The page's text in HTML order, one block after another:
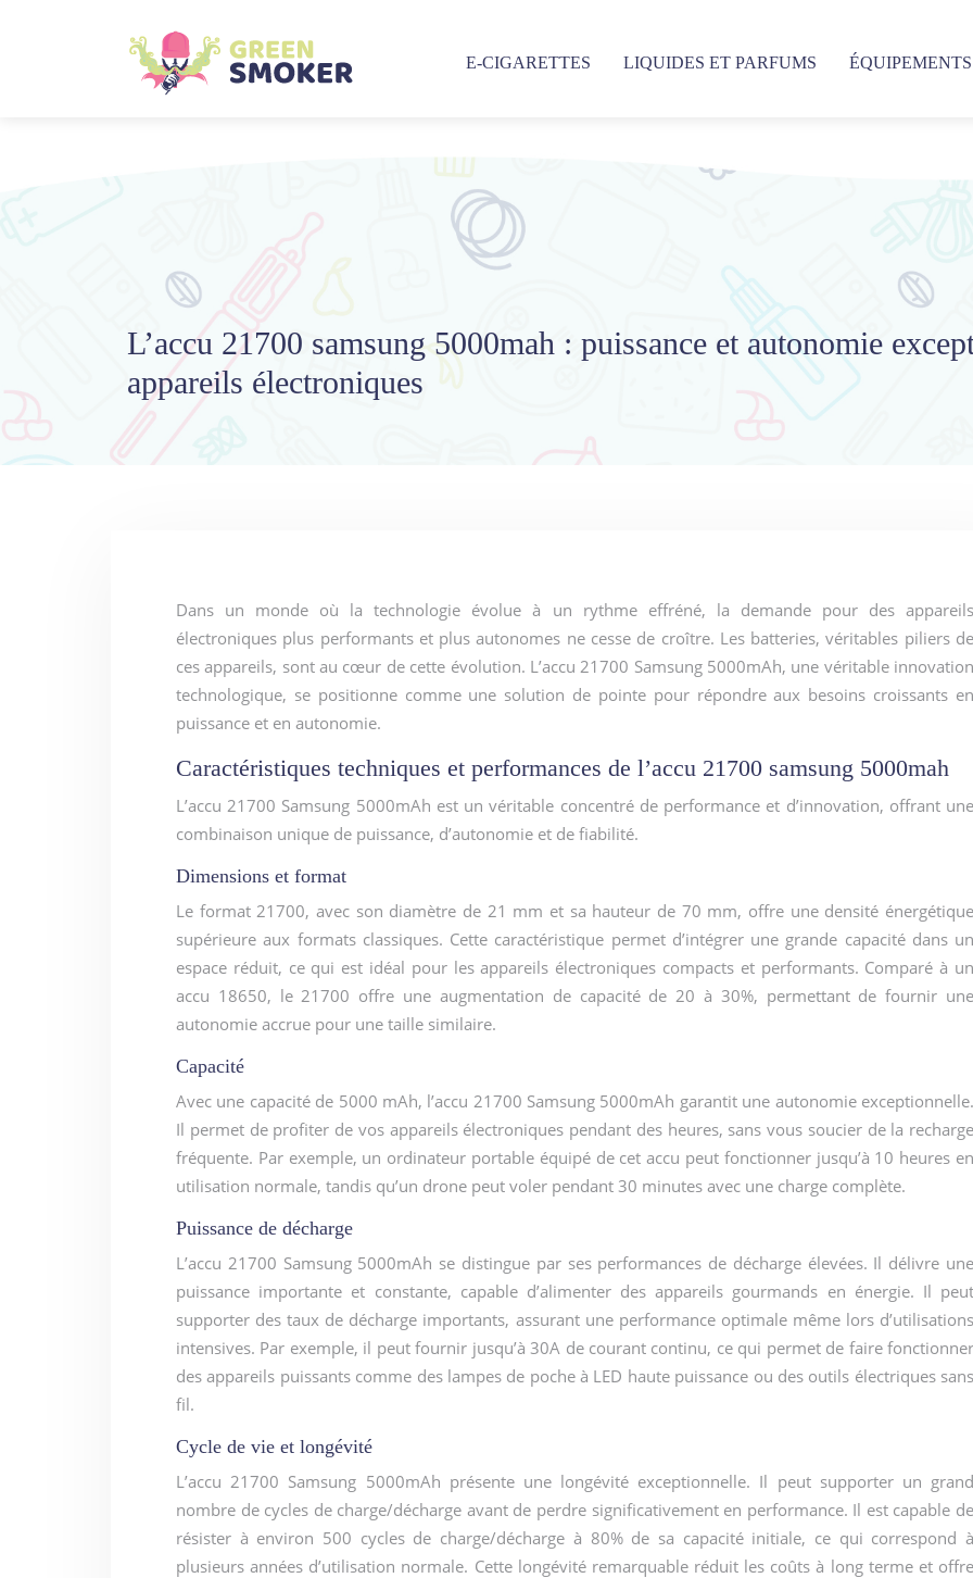
E-CIGARETTES LIQUIDES ET PARFUMS
L’accu 21700 samsung 5000mah : puissance et autonomie
appareils électroniques
Dans un monde où la technologie évolue à un rythme effréné, la demande pour des appareils
électroniques plus performants et plus autonomes ne cesse de croître. Les batteries, véritables piliers de
ces appareils, sont au cœur de cette évolution. L’accu 21700 Samsung 5000mAh, une véritable innovation
technologique, se positionne comme une solution de pointe pour répondre aux besoins croissants en
puissance et en autonomie.
Caractéristiques techniques et performances de l’accu 21700 samsung 5000mah
L’accu 21700 Samsung 5000mAh est un véritable concentré de performance et d’innovation, offrant une
combinaison unique de puissance, d’autonomie et de fiabilité.
Dimensions et format
Le format 21700, avec son diamètre de 21 mm et sa hauteur de 70 mm, offre une densité énergétique
supérieure aux formats classiques. Cette caractéristique permet d’intégrer une grande capacité dans un
espace réduit, ce qui est idéal pour les appareils électroniques compacts et performants. Comparé à un
accu 18650, le 21700 offre une augmentation de capacité de 20 à 30%, permettant de fournir une
autonomie accrue pour une taille similaire.
Capacité
Avec une capacité de 5000 mAh, l’accu 21700 Samsung 5000mAh garantit une autonomie exceptionnelle.
Il permet de profiter de vos appareils électroniques pendant des heures, sans vous soucier de la recharge
fréquente. Par exemple, un ordinateur portable équipé de cet accu peut fonctionner jusqu’à 10 heures en
utilisation normale, tandis qu’un drone peut voler pendant 30 minutes avec une charge complète.
Puissance de décharge
L’accu 21700 Samsung 5000mAh se distingue par ses performances de décharge élevées. Il délivre une
puissance importante et constante, capable d’alimenter des appareils gourmands en énergie. Il peut
supporter des taux de décharge importants, assurant une performance optimale même lors d’utilisations
intensives. Par exemple, il peut fournir jusqu’à 30A de courant continu, ce qui permet de faire fonctionner
des appareils puissants comme des lampes de poche à LED haute puissance ou des outils électriques sans
fil.
Cycle de vie et longévité
L’accu 21700 Samsung 5000mAh présente une longévité exceptionnelle. Il peut supporter un grand
nombre de cycles de charge/décharge avant de perdre significativement en performance. Il est capable de
résister à environ 500 cycles de charge/décharge à 80% de sa capacité initiale, ce qui correspond à
plusieurs années d’utilisation normale. Cette longévité remarquable réduit les coûts à long terme et offre